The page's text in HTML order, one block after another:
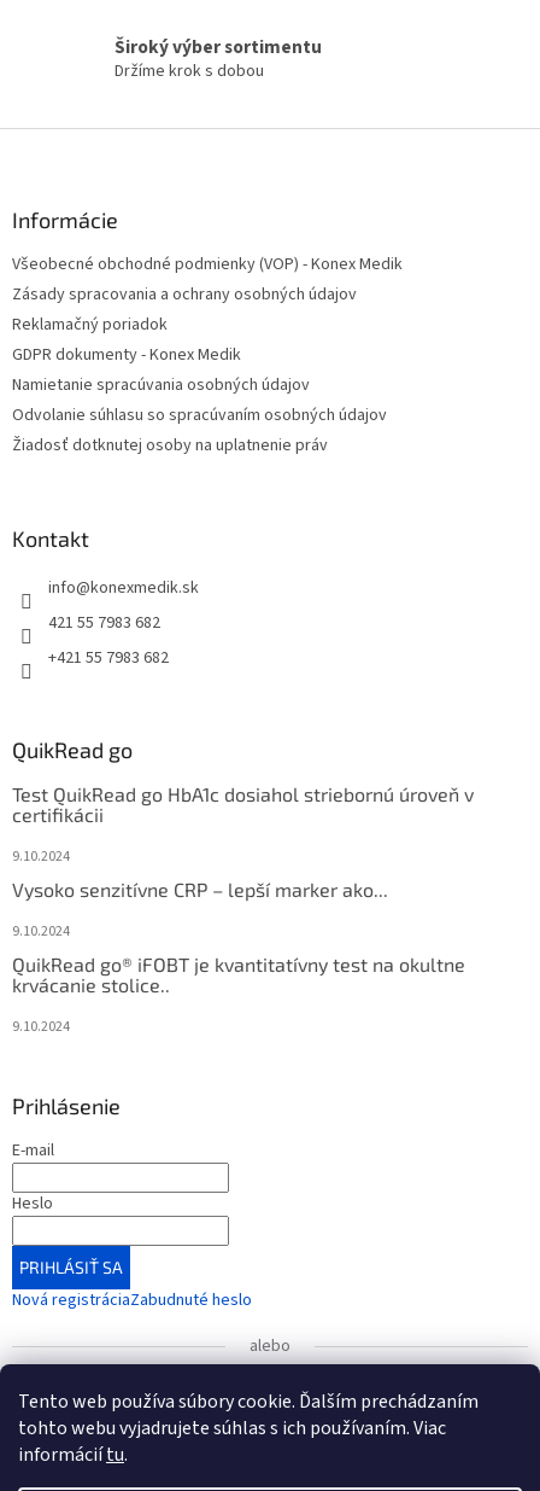
Tento web používa súbory cookie. Ďalším prechádzaním
tohto webu vyjadrujete súhlas s ich používaním. Viac
informáciítu.
UPOZORNENIE
bankového účtu, ktorá nadobudla platnosť od 1. januára
Široký výber sortimentu
Držíme krok s dobou
Informácie
Všeobecné obchodné podmienky (VOP) - Konex Medik
Zásady spracovania a ochrany osobných údajov
Reklamačný poriadok
GDPR dokumenty - Konex Medik
Namietanie spracúvania osobných údajov
Odvolanie súhlasu so spracúvaním osobných údajov
Žiadosť dotknutej osoby na uplatnenie práv
Kontakt
info@konexmedik.sk
421 55 7983 682
+421 55 7983 682
QuikRead go
Test QuikRead go HbA1c dosiahol striebornú úroveň v
certifikácii
9.10.2024
Vysoko senzitívne CRP – lepší marker ako...
9.10.2024
QuikRead go® iFOBT je kvantitatívny test na okultne
krvácanie stolice..
9.10.2024
Prihlásenie
E-mail
Heslo
PRIHLÁSIŤ SA
Nová registráciaZabudnuté heslo
alebo
Prihlásiť sa cez Google